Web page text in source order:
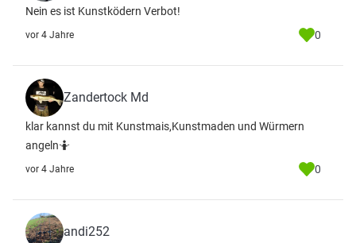
Nein es ist Kunstködern Verbot!
vor 4 Jahre 0
Zandertock Md
klar kannst du mit Kunstmais,Kunstmaden und Würmern
angeln🤷
vor 4 Jahre 0
andi252